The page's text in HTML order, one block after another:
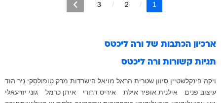
1
2
3
ארכיון הכתבות של ורה ליכטס
תגיות קשורות ורה ליכטס
ויקה פינקלשטיין סיוון שטרית הראל מויאל הישרדות מרק טופולסקי ניר הוד
עיצוב פנים
אילנית אופיר אילת איריס דרורי איתן כרמל
גוני יזרעאלי